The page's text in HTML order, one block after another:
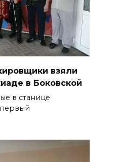
взяли
в Боковской
в станице